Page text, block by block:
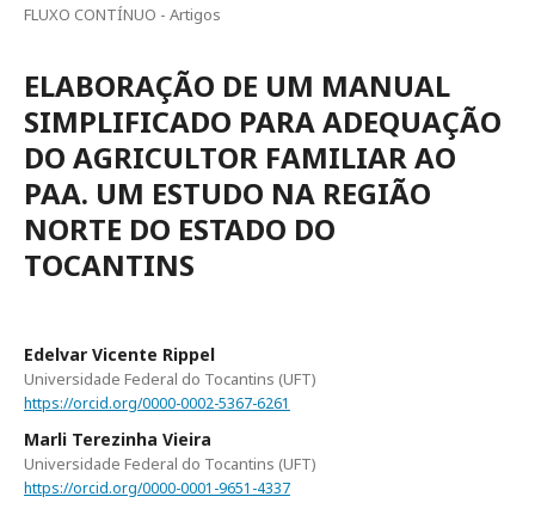
FLUXO CONTÍNUO - Artigos
ELABORAÇÃO DE UM MANUAL
SIMPLIFICADO PARA ADEQUAÇÃO
DO AGRICULTOR FAMILIAR AO
PAA. UM ESTUDO NA REGIÃO
NORTE DO ESTADO DO
TOCANTINS
Edelvar Vicente Rippel
Universidade Federal do Tocantins (UFT)
https://orcid.org/0000-0002-5367-6261
Marli Terezinha Vieira
Universidade Federal do Tocantins (UFT)
https://orcid.org/0000-0001-9651-4337